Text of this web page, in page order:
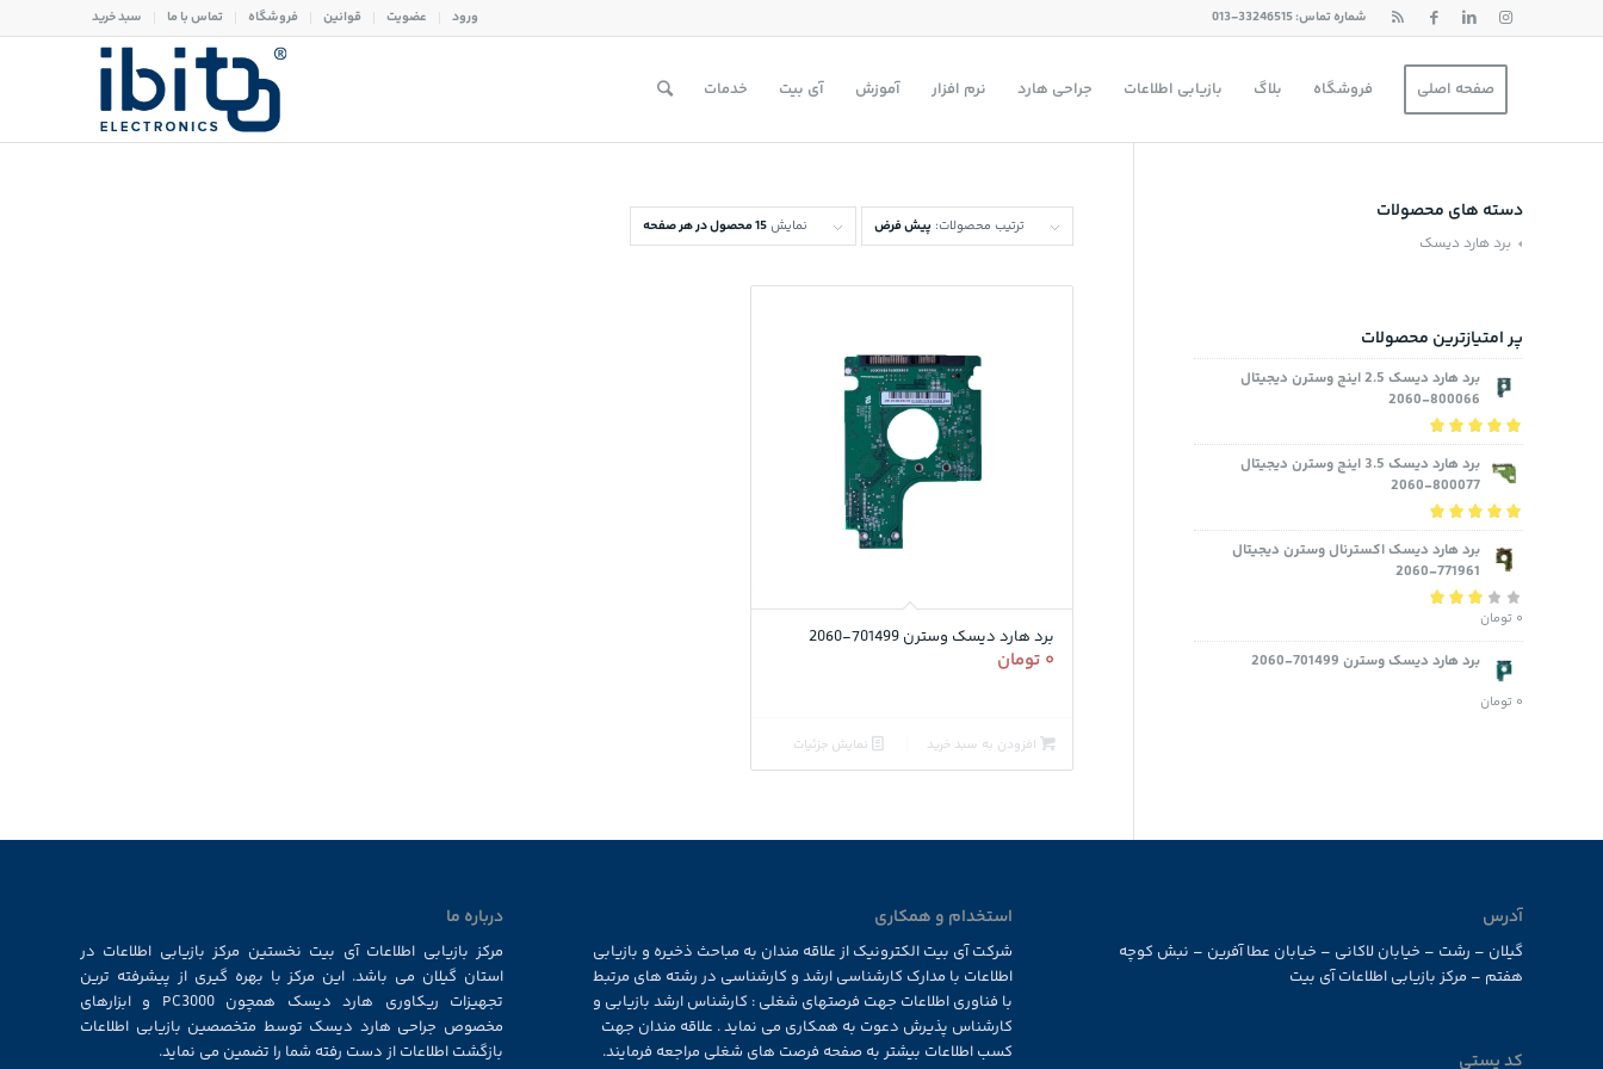
ورود عضویت قوانین فروشگاه تماس با ما سبد خرید شماره تماس: 33246515-013
صفحه اصلی فروشگاه بلاگ بازیابی اطلاعات جراحی هارد نرم افزار آموزش آی بیت خدمات
ترتیب محصولات: پیش فرض نمایش 15 محصول در هر صفحه
برد هارد دیسک وسترن 701499-2060
۰ تومان
افزودن به سبد خرید نمایش جزئیات
دسته های محصولات
برد هارد دیسک
پر امتیازترین محصولات
برد هارد دیسک 2.5 اینچ وسترن دیجیتال
800066-2060
نمره5.00از 5
برد هارد دیسک 3.5 اینچ وسترن دیجیتال
800077-2060
نمره5.00از 5
برد هارد دیسک اکسترنال وسترن دیجیتال
771961-2060
نمره
از 5
۰ تومان
برد هارد دیسک وسترن 701499-2060
۰ تومان
آدرس
گیلان – رشت – خیابان لاکانی – خیابان عطا آفرین – نبش کوچه
هفتم – مرکز بازیابی اطلاعات آی بیت
کد پستی
استخدام و همکاری
شرکت آی بیت الکترونیک از علاقه مندان به مباحث ذخیره و بازیابی
اطلاعات با مدارک کارشناسی ارشد و کارشناسی در رشته های مرتبط
با فناوری اطلاعات جهت فرصتهای شغلی : کارشناس ارشد بازیابی و
کارشناس پذیرش دعوت به همکاری می نماید . علاقه مندان جهت
کسب اطلاعات بیشتر به صفحه فرصت های شغلی مراجعه فرمایند.
درباره ما
مرکز بازیابی اطلاعات آی بیت نخستین مرکز بازیابی اطلاعات در
استان گیلان می باشد. این مرکز با بهره گیری از پیشرفته ترین
تجهیزات ریکاوری هارد دیسک همچون PC3000 و ابزارهای
مخصوص جراحی هارد دیسک توسط متخصصین بازیابی اطلاعات
بازگشت اطلاعات از دست رفته شما را تضمین می نماید.